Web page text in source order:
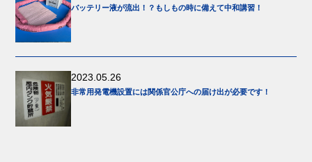
バッテリー液が流出！？もしもの時に備えて中和講習！
2023.05.26
非常用発電機設置には関係官公庁への届け出が必要です！